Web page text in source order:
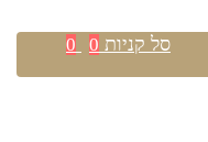
סל קניות 0
0